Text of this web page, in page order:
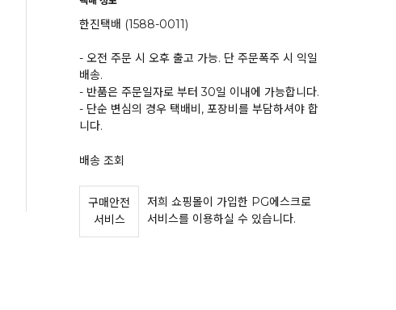
한진택배 (1588-0011)
- 오전 주문 시 오후 출고 가능. 단 주문폭주 시 익일
배송.
- 반품은 주문일자로 부터 30일 이내에 가능합니다.
- 단순 변심의 경우 택배비, 포장비를 부담하셔야 합
니다.
배송 조회
구매안전
서비스
저희 쇼핑몰이 가입한 PG에스크로
서비스를 이용하실 수 있습니다.